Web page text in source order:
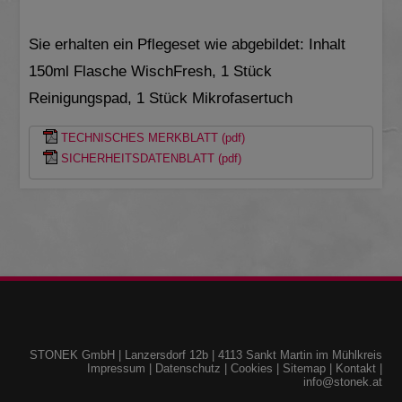
Sie erhalten ein Pflegeset wie abgebildet: Inhalt
150ml Flasche WischFresh, 1 Stück
Reinigungspad, 1 Stück Mikrofasertuch
TECHNISCHES MERKBLATT (pdf)
SICHERHEITSDATENBLATT (pdf)
STONEK GmbH Lanzersdorf 12b| 4113 Sankt Martin im Mühlkreis
Impressum
Datenschutz Cookies Sitemap| Kontakt|
info@stonek.at